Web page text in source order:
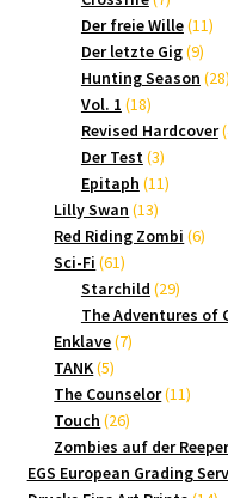
Produkte
Der freie Wille 1111
Der letzte Gig 99
Hunting Season 28
Vol. 1 1818
Produkte
Revised Hardcover
Der Test 33
Produkte
Epitaph 1111
Lilly Swan 1313
Produkte
Red Riding Zombi 66
Sci-Fi 6161
Produkte
Starchild 2929
The Adventures of
Enklave 77
TANK 55
Produkte
The Counselor 1111
Touch 2626
Produkte
Zombies auf der
EGS European Grading